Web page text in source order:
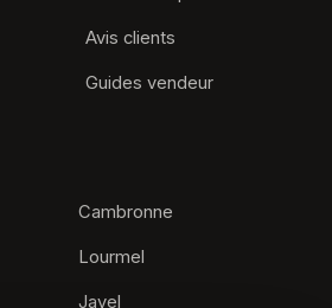
Avis clients
Guides vendeur
Cambronne
Lourmel
Javel